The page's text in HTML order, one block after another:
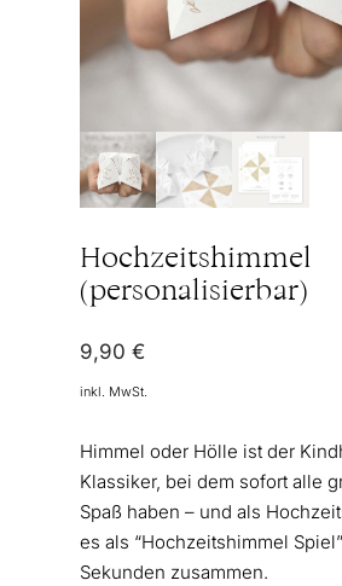
Hochzeitshimmel
(personalisierbar)
9,90 €
inkl. MwSt.
Himmel oder Hölle ist der
Klassiker, bei dem sofort alle
Spaß haben – und als
es als “Hochzeitshimmel
Sekunden zusammen.